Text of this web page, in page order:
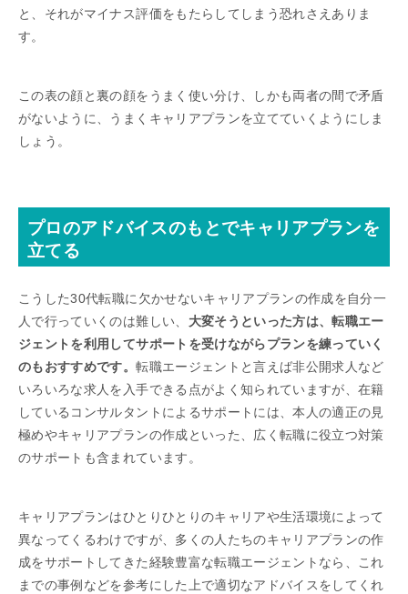
と、それがマイナス評価をもたらしてしまう恐れさえありま
す。
この表の顔と裏の顔をうまく使い分け、しかも両者の間で矛盾
がないように、うまくキャリアプランを立てていくようにしま
しょう。
プロのアドバイスのもとでキャリアプランを
立てる
こうした30代転職に欠かせないキャリアプランの作成を自分一
人で行っていくのは難しい、 大変そうといった方は、転職エー
ジェントを利用してサポートを受けながらプランを練っていく
のもおすすめです。転職エージェントと言えば非公開求人など
いろいろな求人を入手できる点がよく知られていますが、在籍
しているコンサルタントによるサポートには、本人の適正の見
極めやキャリアプランの作成といった、広く転職に役立つ対策
のサポートも含まれています。
キャリアプランはひとりひとりのキャリアや生活環境によって
異なってくるわけですが、多くの人たちのキャリアプランの作
成をサポートしてきた経験豊富な転職エージェントなら、これ
までの事例などを参考にした上で適切なアドバイスをしてくれ